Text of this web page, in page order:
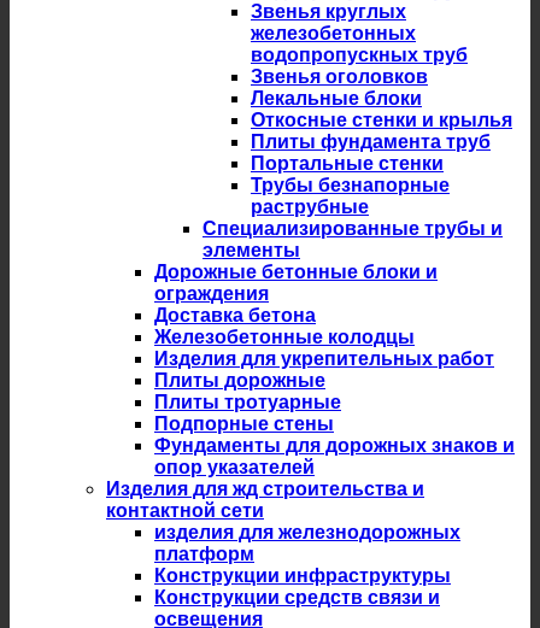
Звенья круглых
железобетонных
водопропускных труб
Звенья оголовков
Лекальные блоки
Откосные стенки и крылья
Плиты фундамента труб
Портальные стенки
Трубы безнапорные
раструбные
Специализированные трубы и
элементы
Дорожные бетонные блоки и
ограждения
Доставка бетона
Железобетонные колодцы
Изделия для укрепительных работ
Плиты дорожные
Плиты тротуарные
Подпорные стены
Фундаменты для дорожных знаков и
опор указателей
Изделия для жд строительства и
контактной сети
изделия для железнодорожных
платформ
Конструкции инфраструктуры
Конструкции средств связи и
освещения